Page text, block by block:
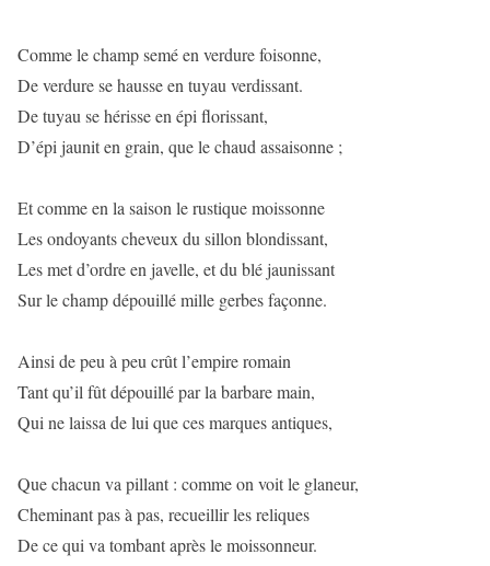
Comme le champ semé en verdure foisonne,
De verdure se hausse en tuyau verdissant.
De tuyau se hérisse en épi florissant,
D’épi jaunit en grain, que le chaud assaisonne ;
Et comme en la saison le rustique moissonne
Les ondoyants cheveux du sillon blondissant,
Les met d’ordre en javelle, et du blé jaunissant
Sur le champ dépouillé mille gerbes façonne.
Ainsi de peu à peu crût l’empire romain
Tant qu’il fût dépouillé par la barbare main,
Qui ne laissa de lui que ces marques antiques,
Que chacun va pillant : comme on voit le glaneur,
Cheminant pas à pas, recueillir les reliques
De ce qui va tombant après le moissonneur.